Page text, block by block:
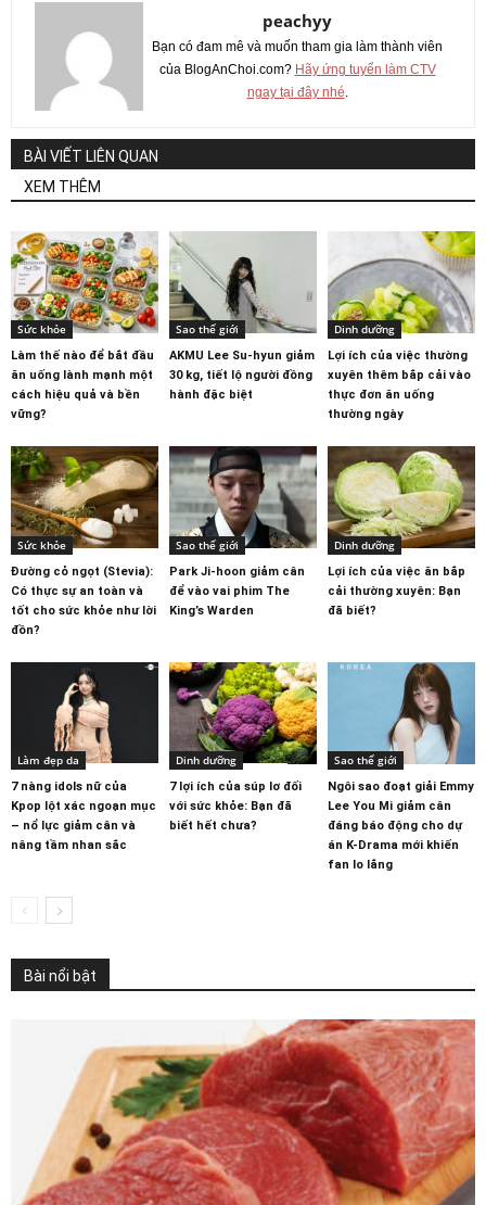
peachyy
Bạn có đam mê và muốn tham gia làm thành viên
của BlogAnChoi.com? Hãy ứng tuyển làm CTV
ngay tại đây nhé
BÀI VIẾT LIÊN QUAN
XEM THÊM
Sức khỏe
Làm thế nào để bắt đầu
ăn uống lành mạnh một
cách hiệu quả và bền
vững?
Sao thế giới
AKMU Lee Su-hyun giảm
30 kg, tiết lộ người đồng
hành đặc biệt
Dinh dưỡng
Lợi ích của việc thường
xuyên thêm bắp cải vào
thực đơn ăn uống
thường ngày
Sức khỏe
Đường cỏ ngọt (Stevia):
Có thực sự an toàn và
tốt cho sức khỏe như lời
đồn?
Sao thế giới
Park Ji-hoon giảm cân
để vào vai phim The
King’s Warden
Dinh dưỡng
Lợi ích của việc ăn bắp
cải thường xuyên: Bạn
đã biết?
Làm đẹp da
7 nàng idols nữ của
Kpop lột xác ngoạn mục
– nổ lực giảm cân và
nâng tầm nhan sắc
Dinh dưỡng
7 lợi ích của súp lơ đối
với sức khỏe: Bạn đã
biết hết chưa?
Sao thế giới
Ngôi sao đoạt giải Emmy
Lee You Mi giảm cân
đáng báo động cho dự
án K-Drama mới khiến
fan lo lắng
Bài nổi bật